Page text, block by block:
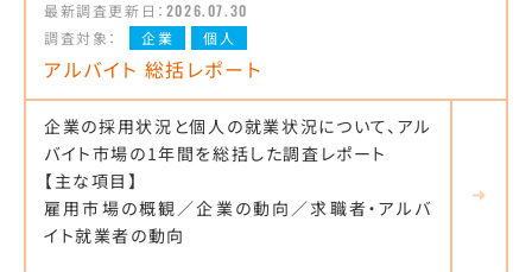
最新調査更新日： 2026.07.30
調査対象：
企業 個人
アルバイト 総括レポート
企業の採用状況と個人の就業状況について、アル
バイト市場の1年間を総括した調査レポート
【主な項目】
雇用市場の概観／企業の動向／求職者・アルバ
イト就業者の動向